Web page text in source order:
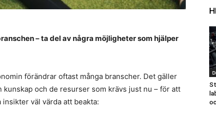
– ta del av några möjligheter som hjälper
förändrar oftast många branscher. Det gäller
och de resurser som krävs just nu – för att
väl värda att beakta: